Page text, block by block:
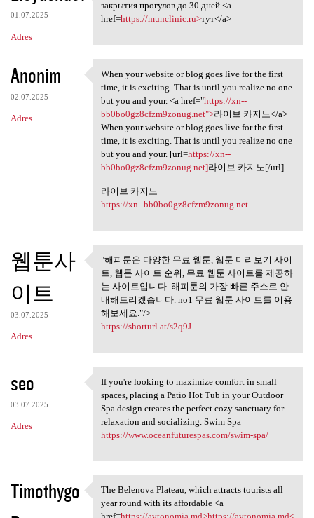
01.07.2025
Adres
закрытия прогулов до 30 дней <a
href=https://munclinic.ru>тут</a>
Anonim
02.07.2025
Adres
When your website or blog
When your website or blog goes live for the first
time, it is exciting. That is until you realize no one
but you and your. <a href="https://xn--
bb0bo0gz8cfzm9zonug.net">라이브 카지노</a>
When your website or blog goes live for the first
time, it is exciting. That is until you realize no one
but you and your. [url=https://xn--
bb0bo0gz8cfzm9zonug.net]라이브 카지노[/url]
라이브 카지노
https://xn--bb0bo0gz8cfzm9zonug.net
웹툰사
이트
03.07.2025
Adres
"해피툰은 다양한 무료 웹툰, 웹툰
미리보기 사이트,
"해피툰은 다양한 무료 웹툰, 웹툰 미리보기 사이
트, 웹툰 사이트 순위, 무료 웹툰 사이트를 제공하
는 사이트입니다. 해피툰의 가장 빠른 주소로 안
내해드리겠습니다. no1 무료 웹툰 사이트를 이용
해보세요."/>
https://shorturl.at/s2q9J
seo
03.07.2025
Adres
If you're looking to maximize
If you're looking to maximize comfort in small
spaces, placing a Patio Hot Tub in your Outdoor
Spa design creates the perfect cozy sanctuary for
relaxation and socializing. Swim Spa
https://www.oceanfuturespas.com/swim-spa/
Timothygo
The Belenova Plateau, which
The Belenova Plateau, which attracts tourists all
year round with its affordable <a